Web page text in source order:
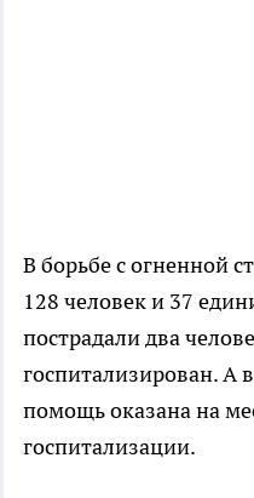
В борьбе с огненной
128 человек и 37
пострадали два
госпитализирован. А
помощь оказана на
госпитализации.